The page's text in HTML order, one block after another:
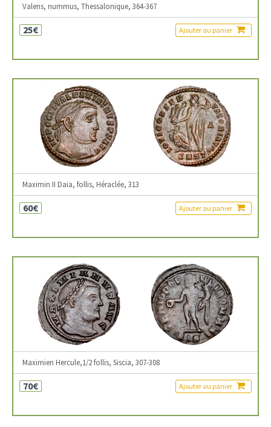
Valens, nummus, Thessalonique, 364-367
25€ Ajouter au panier
Maximin II Daia, follis, Héraclée, 313
60€ Ajouter au panier
Maximien Hercule,1/2 follis, Siscia, 307-308
70€ Ajouter au panier